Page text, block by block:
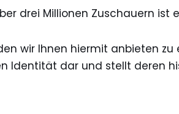
drei Millionen Zuschauern ist
wir Ihnen hiermit anbieten
Identität dar und stellt deren